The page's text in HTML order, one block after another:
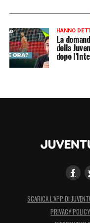
HANNO
La
della
dopo
SCARICA L’APP DI
PRIVACY